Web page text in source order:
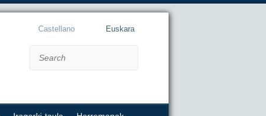
Castellano Euskara